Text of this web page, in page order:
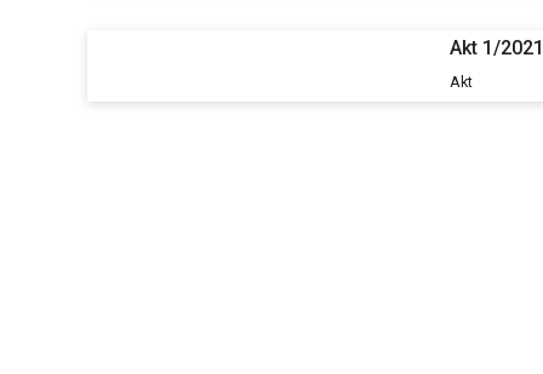
Akt 1/2021
Akt